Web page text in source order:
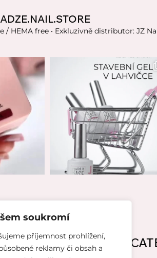
soukromí
příjemnost prohlížení,
reklamy či obsah a
/ HEMA free • Exkluzivně distributor: JZ